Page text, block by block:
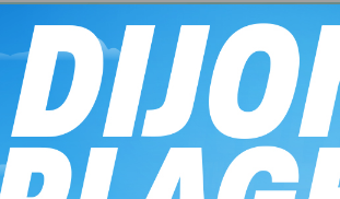
pour explorer Dijon en